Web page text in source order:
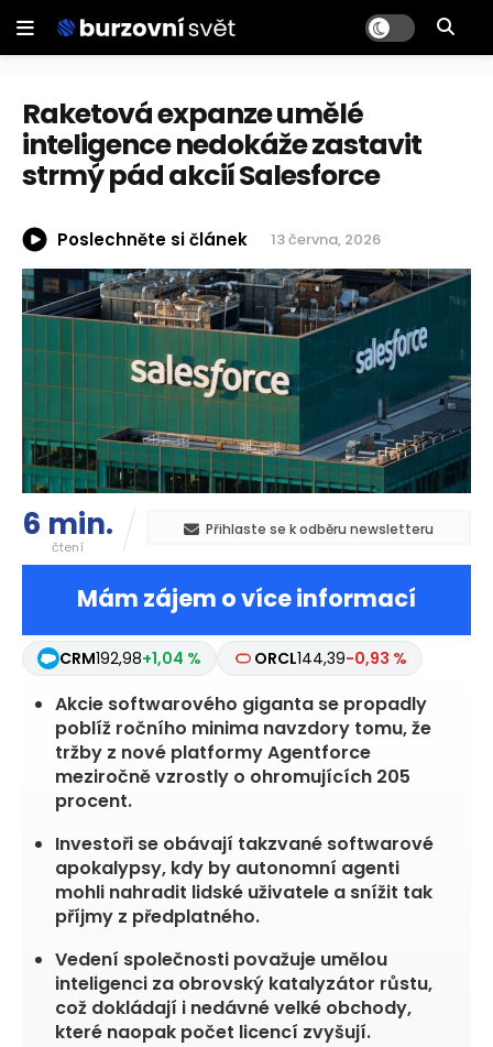
Raketová expanze umělé
inteligence nedokáže zastavit
strmý pád akcií Salesforce
Poslechněte si článek 13 června, 2026
6 min.
čtení
Přihlaste se k odběru newsletteru
Mám zájem o více informací
CRM192,98+1,04 % ORCL144,39-0,93 %
Akcie softwarového giganta se propadly
poblíž ročního minima navzdory tomu, že
tržby z nové platformy Agentforce
meziročně vzrostly o ohromujících 205
procent.
Investoři se obávají takzvané softwarové
apokalypsy, kdy by autonomní agenti
mohli nahradit lidské uživatele a snížit tak
příjmy z předplatného.
Vedení společnosti považuje umělou
inteligenci za obrovský katalyzátor růstu,
což dokládají i nedávné velké obchody,
které naopak počet licencí zvyšují.